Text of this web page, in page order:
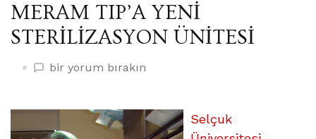
MERAM TIP’A YENİ
STERİLİZASYON ÜNİTESİ
MERAM
STERİLİZASYON
ÜNİTESİ
bir yorum bırakın
Selçuk